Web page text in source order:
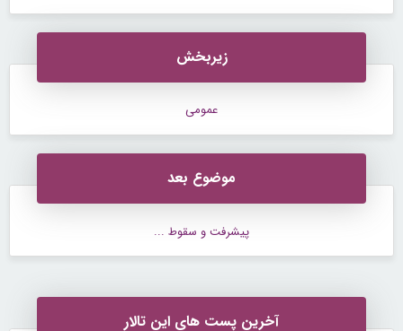
زیربخش
عمومی
موضوع بعد
پیشرفت و سقوط ...
آخرین پست های این تالار